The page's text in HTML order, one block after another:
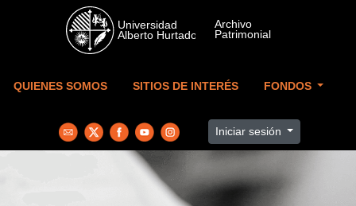
Skip to main content
QUIENES SOMOS SITIOS DE INTERÉS FONDOS
Iniciar sesión